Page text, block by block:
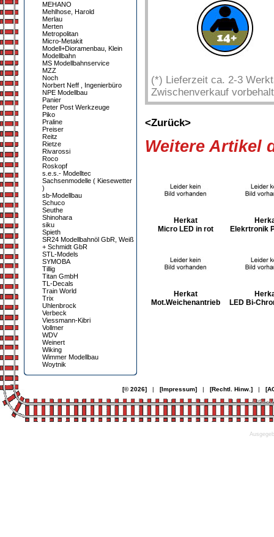
MEHANO
Mehlhose, Harold
Merlau
Merten
Metropolitan
Micro-Metakit
Modell+Dioramenbau, Klein
Modellbahn
MS Modellbahnservice
MZZ
Noch
Norbert Neff , Ingenierbüro
NPE Modellbau
Panier
Peter Post Werkzeuge
Piko
Praline
Preiser
Reitz
Rietze
Rivarossi
Roco
Roskopf
s.e.s.- Modelltec
Sachsenmodelle ( Kiesewetter
)
sb-Modellbau
Schuco
Seuthe
Shinohara
siku
Spieth
SR24 Modellbahnöl GbR, Weiß
+ Schmidt GbR
STL-Models
SYMOBA
Tillig
Titan GmbH
TL-Decals
Train World
Trix
Uhlenbrock
Verbeck
Viessmann-Kibri
Vollmer
WDV
Weinert
Wiking
Wimmer Modellbau
Woytnik
(*) Lieferzeit ca. 2-3
Zwischenverkauf
<Zurück>
Weitere Artikel
Herkat
Micro LED in rot
Elekrtronik
Herkat
Mot.Weichenantrieb
LED Bi-
[© 2026]| [Impressum]| [Rechtl. Hinw.]|
©